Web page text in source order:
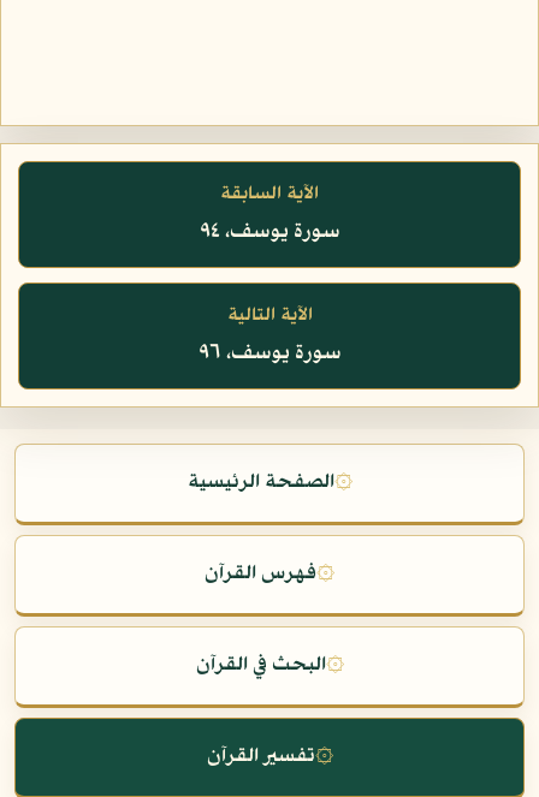
الآية السابقة
سورة يوسف، ٩٤
الآية التالية
سورة يوسف، ٩٦
۞الصفحة الرئيسية
۞فهرس القرآن
۞البحث في القرآن
۞تفسير القرآن